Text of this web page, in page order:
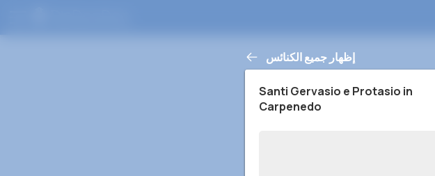
إظهار جميع الكنائس
Santi Gervasio e Protasio in
Carpenedo